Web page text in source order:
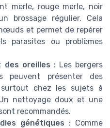
merle, rouge merle, noir
brossage régulier. Cela
et permet de repérer
parasites ou problèmes
des oreilles :Les bergers
peuvent présenter des
surtout chez les sujets à
nettoyage doux et une
recommandés.
génétiques : Comme